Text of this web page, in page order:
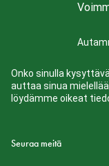
Onko sinulla
auttaa sinua
löydämme oikeat
Seuraa meitä